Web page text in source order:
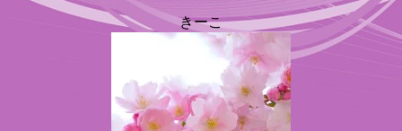
きーこ